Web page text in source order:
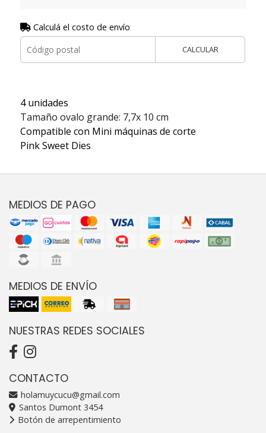
Calculá el costo de envío
CALCULAR
4 unidades
Tamaño ovalo grande: 7,7x 10 cm
Compatible con Mini máquinas de corte
Pink Sweet Dies
MEDIOS DE PAGO
MEDIOS DE ENVÍO
NUESTRAS REDES SOCIALES
CONTACTO
holamuycucu@gmail.com
Santos Dumont 3454
Botón de arrepentimiento